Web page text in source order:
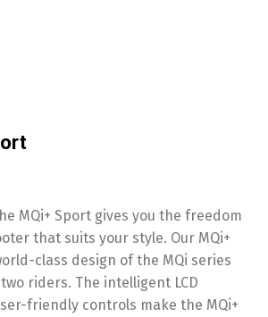
MQi+ Sport gives you the freedom
that suits your style. Our MQi+
class design of the MQi series
riders. The intelligent LCD
friendly controls make the MQi+